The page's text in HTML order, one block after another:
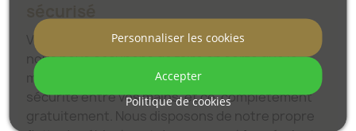
Vous n’avez pas à vous soucier du transport –
nous nous occupons de faire en sorte que le
miroir que vous avez commandé arrive en toute
sécurité entre vos mains, et ce, complètement
gratuitement. Nous disposons de notre propre
Politique de cookies
Personnaliser les cookies
Accepter